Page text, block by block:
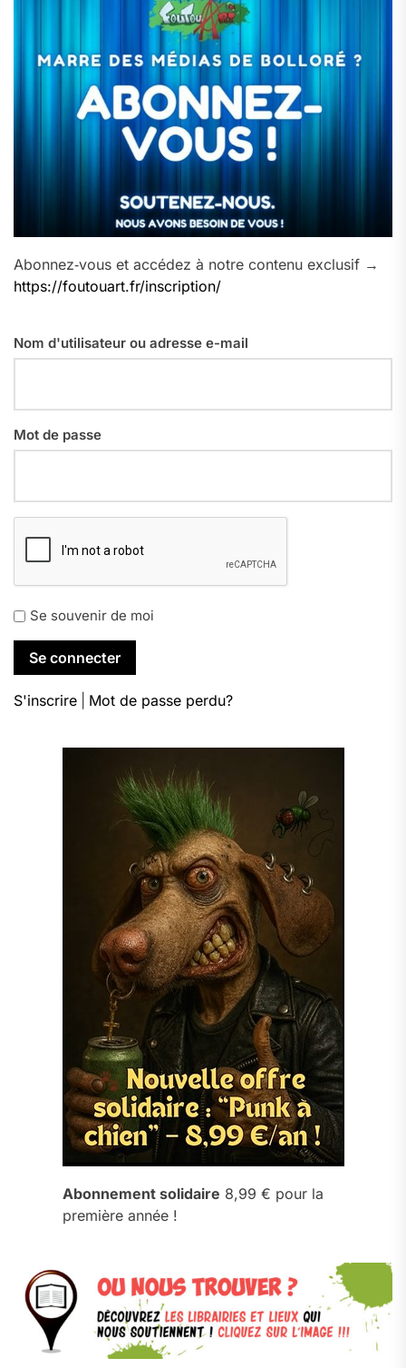
Abonnez‑vous et accédez à notre contenu exclusif →
https://foutouart.fr/inscription/
Nom d'utilisateur ou adresse e-mail
Mot de passe
Se souvenir de moi
S'inscrire Mot de passe perdu?
Abonnement solidaire 8,99 € pour la
première année !